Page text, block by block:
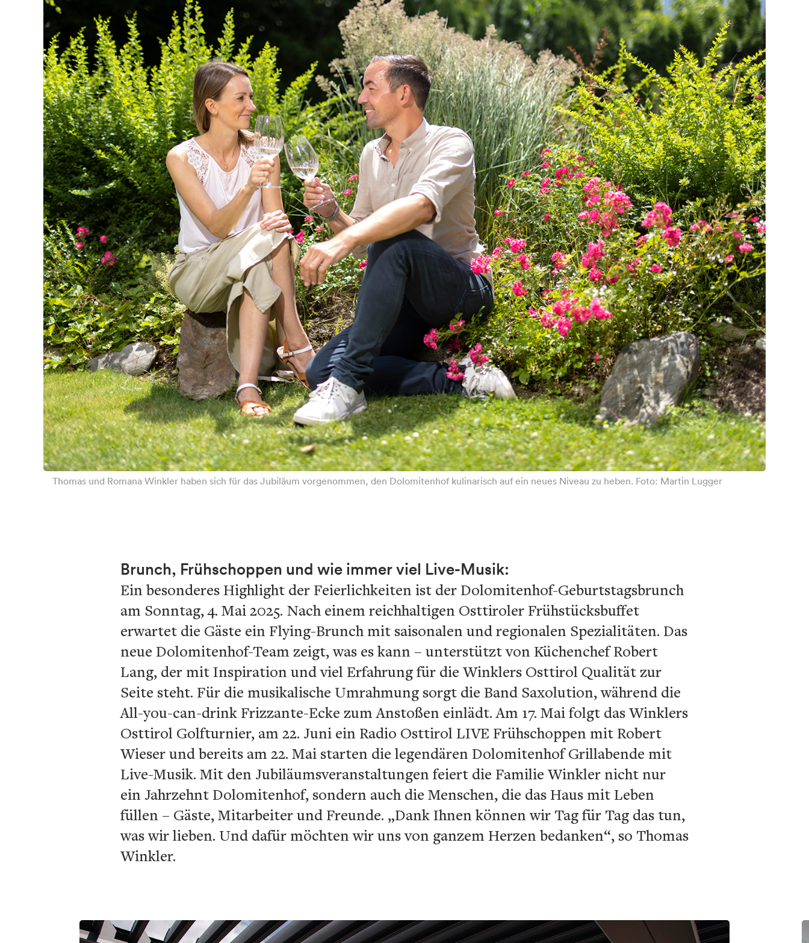
Thomas und Romana Winkler haben sich für das Jubiläum vorgenommen, den Dolomitenhof kulinarisch auf ein neues Niveau zu heben. Foto: Martin Lugger
Brunch, Frühschoppen und wie immer viel Live-Musik:
Ein besonderes Highlight der Feierlichkeiten ist der Dolomitenhof-Geburtstagsbrunch
am Sonntag, 4. Mai 2025. Nach einem reichhaltigen Osttiroler Frühstücksbuffet
erwartet die Gäste ein Flying-Brunch mit saisonalen und regionalen Spezialitäten. Das
neue Dolomitenhof-Team zeigt, was es kann – unterstützt von Küchenchef Robert
Lang, der mit Inspiration und viel Erfahrung für die Winklers Osttirol Qualität zur
Seite steht. Für die musikalische Umrahmung sorgt die Band Saxolution, während die
All-you-can-drink Frizzante-Ecke zum Anstoßen einlädt. Am 17. Mai folgt das Winklers
Osttirol Golfturnier, am 22. Juni ein Radio Osttirol LIVE Frühschoppen mit Robert
Wieser und bereits am 22. Mai starten die legendären Dolomitenhof Grillabende mit
Live-Musik. Mit den Jubiläumsveranstaltungen feiert die Familie Winkler nicht nur
ein Jahrzehnt Dolomitenhof, sondern auch die Menschen, die das Haus mit Leben
füllen – Gäste, Mitarbeiter und Freunde. „Dank Ihnen können wir Tag für Tag das tun,
was wir lieben. Und dafür möchten wir uns von ganzem Herzen bedanken“, so Thomas
Winkler.